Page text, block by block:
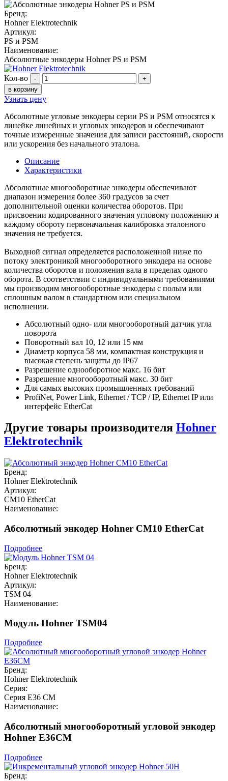
Бренд:
Hohner Elektrotechnik
Артикул:
PS и PSM
Наименование:
Абсолютные энкодеры Hohner PS и PSM
Кол-во -
+
в корзину
Узнать цену
Абсолютные угловые энкодеры серии PS и PSM относятся к
линейке линейных и угловых энкодеров и обеспечивают
точные измеренные значения для записи расстояний, скорости
или ускорения без начального эталона.
Описание
Характеристики
Абсолютные многооборотные энкодеры обеспечивают
диапазон измерения более 360 градусов за счет
дополнительной оценки количества оборотов. При
присвоении кодированного значения угловому положению и
каждому обороту первоначальная калибровка эталонного
значения не требуется.
Выходной сигнал определяется расположенной ниже по
потоку электроникой многооборотного энкодера на основе
количества оборотов и положения вала в пределах одного
оборота. В соответствии с индивидуальными требованиями
мы производим многооборотные энкодеры с полым или
сплошным валом в стандартном или специальном
исполнении.
Абсолютный одно- или многооборотный датчик угла
поворота
Поворотный вал 10, 12 или 15 мм
Диаметр корпуса 58 мм, компактная конструкция и
высокая степень защиты до IP67
Разрешение однооборотное макс. 16 бит
Разрешение многооборотный макс. 30 бит
Для самых высоких промышленных требований
ProfiNet, Power Link, Ethernet / TCP / IP, Ethernet IP или
интерфейс EtherCat
Другие товары производителя Hohner
Elektrotechnik
Бренд:
Hohner Elektrotechnik
Артикул:
CM10 EtherCat
Наименование:
Абсолютный энкодер Hohner CM10 EtherCat
Подробнее
Бренд:
Hohner Elektrotechnik
Артикул:
TSM 04
Наименование:
Модуль Hohner TSM04
Подробнее
Бренд:
Hohner Elektrotechnik
Серия:
Серия E36 CM
Наименование:
Абсолютный многооборотный угловой энкодер
Hohner E36CM
Подробнее
Бренд: